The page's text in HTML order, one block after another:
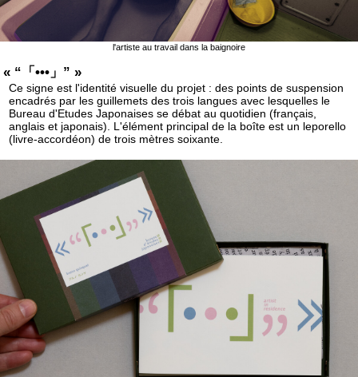
l'artiste au travail dans la baignoire
« “「•••」” »
Ce signe est l'identité visuelle du projet : des points de suspension
encadrés par les guillemets des trois langues avec lesquelles le
Bureau d'Etudes Japonaises se débat au quotidien (français,
anglais et japonais). L'élément principal de la boîte est un leporello
(livre-accordéon) de trois mètres soixante.